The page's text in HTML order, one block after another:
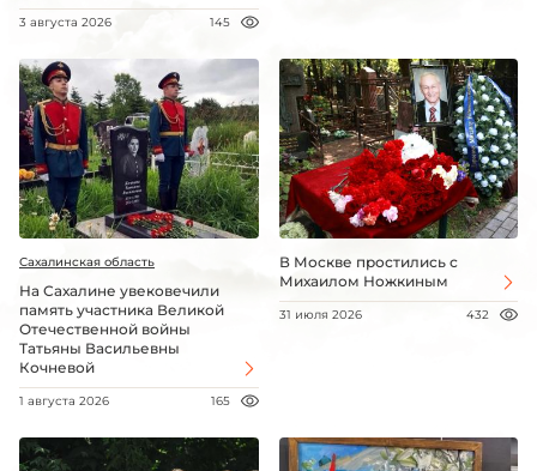
3 августа 2026 145
Сахалинская область
На Сахалине увековечили
память участника Великой
Отечественной войны
Татьяны Васильевны
Кочневой
1 августа 2026 165
В Москве простились с
Михаилом Ножкиным
31 июля 2026 432